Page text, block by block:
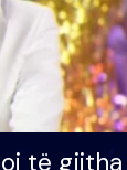
të gjitha